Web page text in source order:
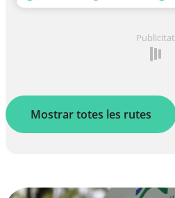
Publicitat
Mostrar totes les rutes